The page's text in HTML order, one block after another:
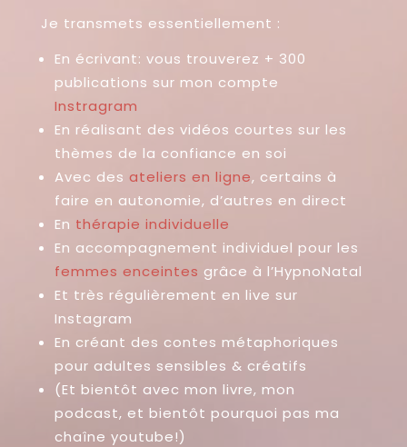
Je transmets essentiellement :
En écrivant: vous trouverez + 300
publications sur mon compte
Instragram
En réalisant des vidéos courtes sur les
thèmes de la confiance en soi
Avec des ateliers en ligne, certains à
faire en autonomie, d’autres en direct
En thérapie individuelle
En accompagnement individuel pour les
femmes enceintes grâce à l’HypnoNatal
Et très régulièrement en live sur
Instagram
En créant des contes métaphoriques
pour adultes sensibles & créatifs
(Et bientôt avec mon livre, mon
podcast, et bientôt pourquoi pas ma
chaîne youtube!)